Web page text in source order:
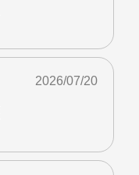
2026/07/20